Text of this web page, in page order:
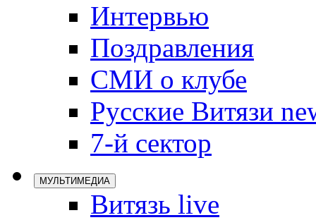
Интервью
Поздравления
СМИ о клубе
Русские Витязи
7-й сектор
МУЛЬТИМЕДИА
Витязь live